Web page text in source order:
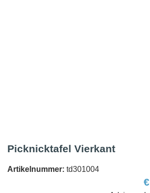
Picknicktafel Vierkant
Artikelnummer: td301004
€